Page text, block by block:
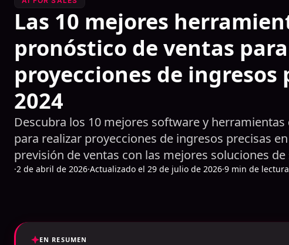
Las 10 mejores
pronóstico de ventas para
proyecciones de ingresos
2024
Descubra los 10 mejores software y
para realizar proyecciones de ingresos precisas
previsión de ventas con las mejores soluciones
·2 de abril de 2026·Actualizado el 29 de julio de 2026·9 min de lectura
EN RESUMEN